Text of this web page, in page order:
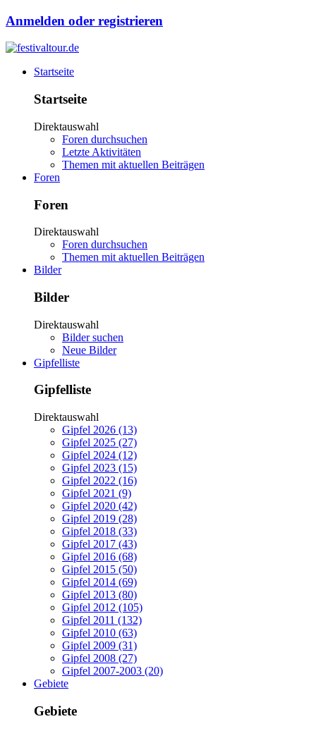
Anmelden oder registrieren
Startseite
Startseite
Direktauswahl
Foren durchsuchen
Letzte Aktivitäten
Themen mit aktuellen Beiträgen
Foren
Foren
Direktauswahl
Foren durchsuchen
Themen mit aktuellen Beiträgen
Bilder
Bilder
Direktauswahl
Bilder suchen
Neue Bilder
Gipfelliste
Gipfelliste
Direktauswahl
Gipfel 2026 (13)
Gipfel 2025 (27)
Gipfel 2024 (12)
Gipfel 2023 (15)
Gipfel 2022 (16)
Gipfel 2021 (9)
Gipfel 2020 (42)
Gipfel 2019 (28)
Gipfel 2018 (33)
Gipfel 2017 (43)
Gipfel 2016 (68)
Gipfel 2015 (50)
Gipfel 2014 (69)
Gipfel 2013 (80)
Gipfel 2012 (105)
Gipfel 2011 (132)
Gipfel 2010 (63)
Gipfel 2009 (31)
Gipfel 2008 (27)
Gipfel 2007-2003 (20)
Gebiete
Gebiete